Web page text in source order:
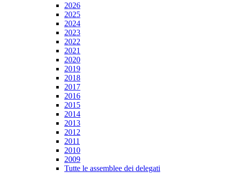
2026
2025
2024
2023
2022
2021
2020
2019
2018
2017
2016
2015
2014
2013
2012
2011
2010
2009
Tutte le assemblee dei delegati